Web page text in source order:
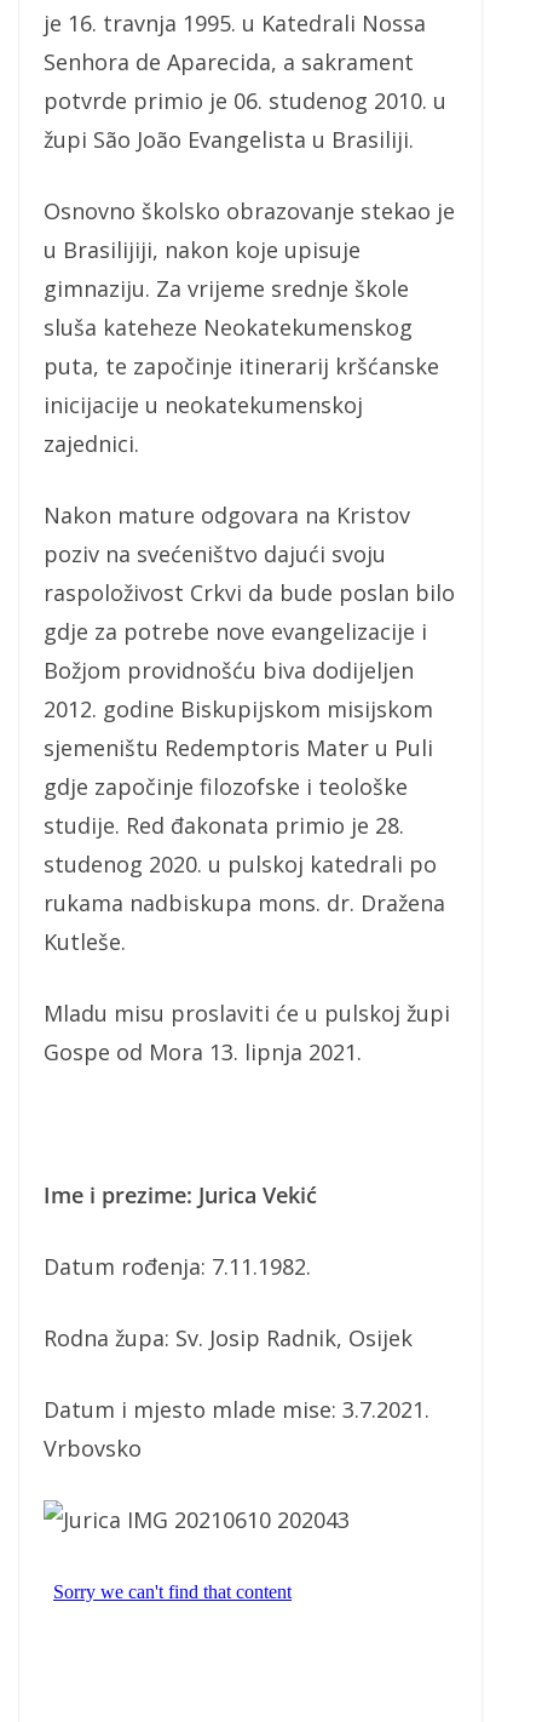
je 16. travnja 1995. u Katedrali Nossa
Senhora de Aparecida, a sakrament
potvrde primio je 06. studenog 2010. u
župi São João Evangelista u Brasiliji.
Osnovno školsko obrazovanje stekao je
u Brasilijiji, nakon koje upisuje
gimnaziju. Za vrijeme srednje škole
sluša kateheze Neokatekumenskog
puta, te započinje itinerarij kršćanske
inicijacije u neokatekumenskoj
zajednici.
Nakon mature odgovara na Kristov
poziv na svećeništvo dajući svoju
raspoloživost Crkvi da bude poslan bilo
gdje za potrebe nove evangelizacije i
Božjom providnošću biva dodijeljen
2012. godine Biskupijskom misijskom
sjemeništu Redemptoris Mater u Puli
gdje započinje filozofske i teološke
studije. Red đakonata primio je 28.
studenog 2020. u pulskoj katedrali po
rukama nadbiskupa mons. dr. Dražena
Kutleše.
Mladu misu proslaviti će u pulskoj župi
Gospe od Mora 13. lipnja 2021.
Ime i prezime: Jurica Vekić
Datum rođenja: 7.11.1982.
Rodna župa: Sv. Josip Radnik, Osijek
Datum i mjesto mlade mise: 3.7.2021.
Vrbovsko